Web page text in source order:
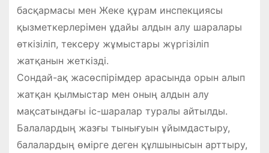
басқармасы мен Жеке құрам инспекциясы
қызметкерлерімен ұдайы алдын алу шаралары
өткізіліп, тексеру жұмыстары жүргізіліп
жатқанын жеткізді.
Сондай-ақ жасөспірімдер арасында орын алып
жатқан қылмыстар мен оның алдын алу
мақсатындағы іс-шаралар туралы айтылды.
Балалардың жазғы тынығуын ұйымдастыру,
балалардың өмірге деген құлшынысын арттыру,